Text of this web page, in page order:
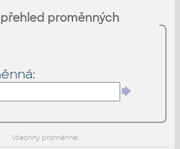
proměnných
Všechny proměnné: